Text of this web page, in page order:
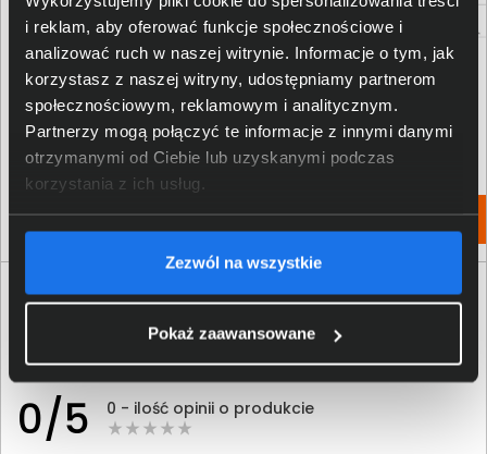
i reklam, aby oferować funkcje społecznościowe i
analizować ruch w naszej witrynie. Informacje o tym, jak
korzystasz z naszej witryny, udostępniamy partnerom
społecznościowym, reklamowym i analitycznym.
Partnerzy mogą połączyć te informacje z innymi danymi
otrzymanymi od Ciebie lub uzyskanymi podczas
korzystania z ich usług.
Zezwól na wszystkie
Pokaż zaawansowane
Toner HP 410X purpurowy CF413X
1 064,00 zł
netto: 865,04 zł
Włóż do torby
Toner HP 415A czarny W2030A
421,00 zł
netto: 342,28 zł
Włóż do torby
Opinie o produkcie
Oceń produkt
0/5 0 - ilość opinii o produkcie